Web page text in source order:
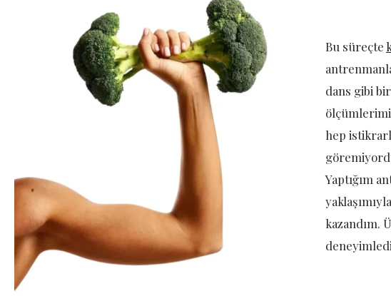
Bu süreçte
dans gibi
ölçümlerimi
hep
Yaptığım
kazandım.